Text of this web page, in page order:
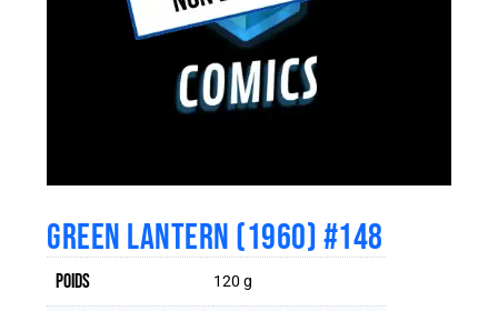
GREEN LANTERN (1960) #148
Poids 120 g